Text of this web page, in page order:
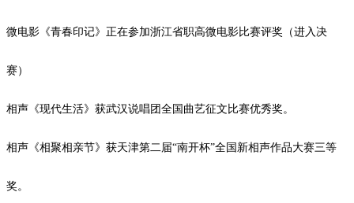
微电影《青春印记》正在参加浙江省职高微电影比赛评奖（进入决
赛）
相声《现代生活》获武汉说唱团全国曲艺征文比赛优秀奖。
相声《相聚相亲节》获天津第二届“南开杯”全国新相声作品大赛三等
奖。